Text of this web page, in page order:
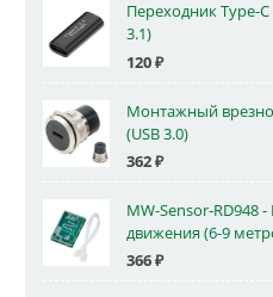
Переходник Type-
3.1)
120₽
Монтажный
(USB 3.0)
362₽
MW-Sensor-RD948
движения (6-9
366₽